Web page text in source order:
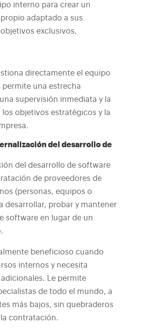
interno para crear un
adaptado a sus
exclusivos.
directamente el equipo
una estrecha
supervisión inmediata y la
objetivos estratégicos y la
del desarrollo de
del desarrollo de software
de proveedores de
(personas, equipos o
desarrollar, probar y mantener
software en lugar de un
beneficioso cuando
internos y necesita
Le permite
de todo el mundo, a
más bajos, sin quebraderos
contratación.